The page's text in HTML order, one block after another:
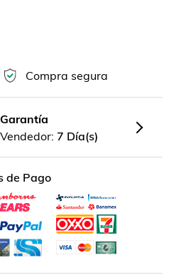
Compra segura
Garantía
Vendedor: 7 Día(s)
de Pago